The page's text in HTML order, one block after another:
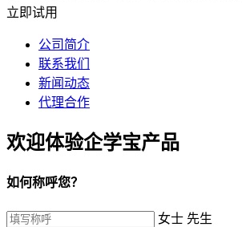
立即试用
公司简介
联系我们
新闻动态
代理合作
欢迎体验企学宝产品
如何称呼您？
女士 先生